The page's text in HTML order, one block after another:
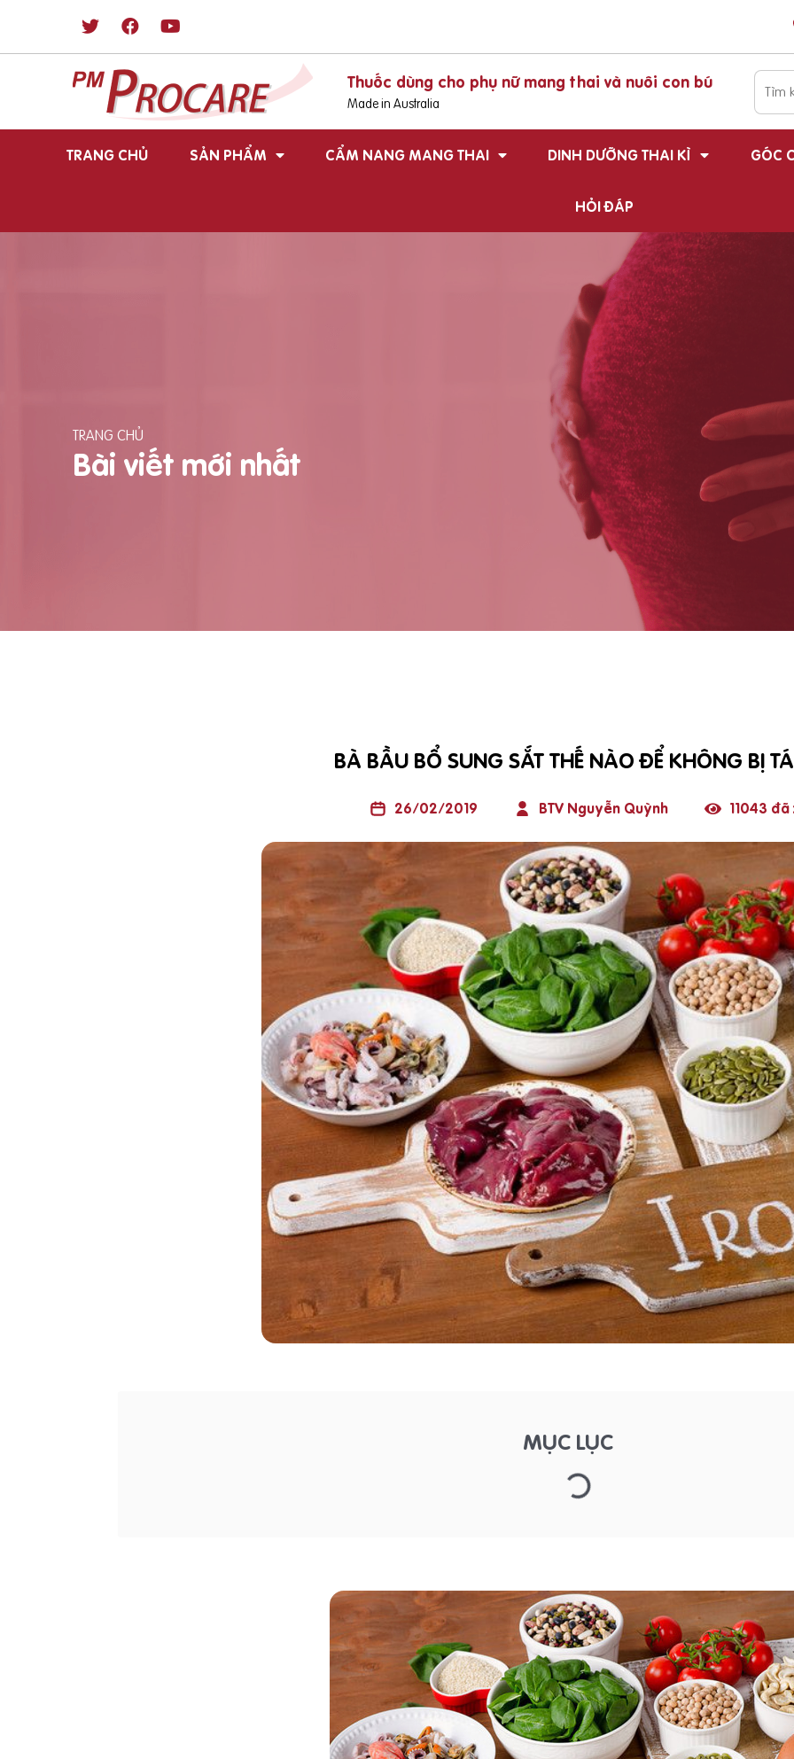
Thuốc dùng cho phụ nữ mang thai và nuôi con bú
Made in Australia
TRANG CHỦ SẢN PHẨM CẨM NANG MANG THAI DINH DƯỠNG THAI KÌ GÓC
HỎI ĐÁP
TRANG CHỦ
Bài viết mới nhất
BÀ BẦU BỔ SUNG SẮT THẾ NÀO ĐỂ KHÔNG BỊ
26/02/2019 BTV Nguyễn Quỳnh 11043 đã
MỤC LỤC